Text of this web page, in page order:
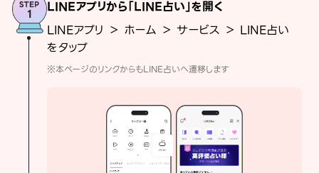
LINEアプリから「LINE占い」を開く
LINEアプリ ＞ ホーム ＞ サービス ＞ LINE占い
をタップ
※本ページのリンクからもLINE占いへ遷移します